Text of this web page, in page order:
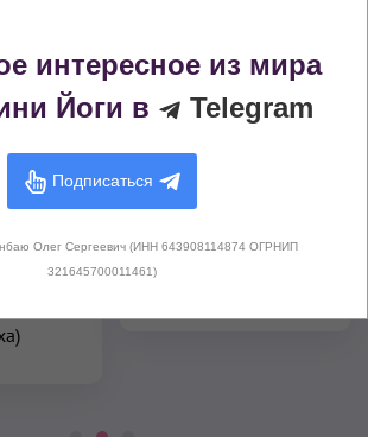
замок
Пранаяма
Задержка Дыхания
интересное из мира
Йоги в
Telegram
Подписаться
Олег Сергеевич (ИНН 643908114874 ОГРНИП
321645700011461)